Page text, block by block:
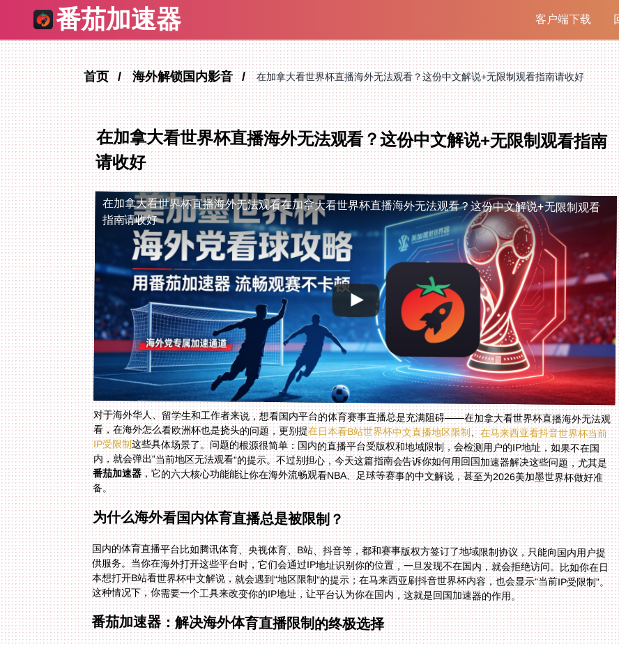
番茄加速器 客户端下载
首页 海外解锁国内影音 在加拿大看世界杯直播海外无法观看？这份中文解说+无限制观看指南请收好
在加拿大看世界杯直播海外无法观看？这份中文解说+无限制观看指南
请收好
在加拿大看世界杯直播海外无法观看在加拿大看世界杯直播海外无法观看？这份中文解说+无限制观看
指南请收好
对于海外华人、留学生和工作者来说，想看国内平台的体育赛事直播总是充满阻碍——在加拿大看世界杯直播海外无法观
看，在海外怎么看欧洲杯也是挠头的问题，更别提在日本看B站世界杯中文直播地区限制、在马来西亚看抖音世界杯当前
IP受限制这些具体场景了。问题的根源很简单：国内的直播平台受版权和地域限制，会检测用户的IP地址，如果不在国
内，就会弹出“当前地区无法观看”的提示。不过别担心，今天这篇指南会告诉你如何用回国加速器解决这些问题，尤其是
番茄加速器，它的六大核心功能能让你在海外流畅观看NBA、足球等赛事的中文解说，甚至为2026美加墨世界杯做好准
备。
为什么海外看国内体育直播总是被限制？
国内的体育直播平台比如腾讯体育、央视体育、B站、抖音等，都和赛事版权方签订了地域限制协议，只能向国内用户提
供服务。当你在海外打开这些平台时，它们会通过IP地址识别你的位置，一旦发现不在国内，就会拒绝访问。比如你在日
本想打开B站看世界杯中文解说，就会遇到“地区限制”的提示；在马来西亚刷抖音世界杯内容，也会显示“当前IP受限制”。
这种情况下，你需要一个工具来改变你的IP地址，让平台认为你在国内，这就是回国加速器的作用。
番茄加速器：解决海外体育直播限制的终极选择